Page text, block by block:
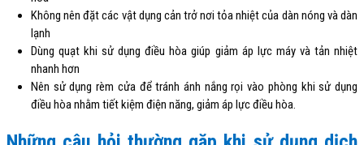
Không nên đặt các vật dụng cản trở nơi tỏa nhiệt của dàn nóng và dàn
lạnh
Dùng quạt khi sử dụng điều hòa giúp giảm áp lực máy và tản nhiệt
nhanh hơn
Nên sử dụng rèm cửa để tránh ánh nắng rọi vào phòng khi sử dụng
điều hòa nhằm tiết kiệm điện năng, giảm áp lực điều hòa.